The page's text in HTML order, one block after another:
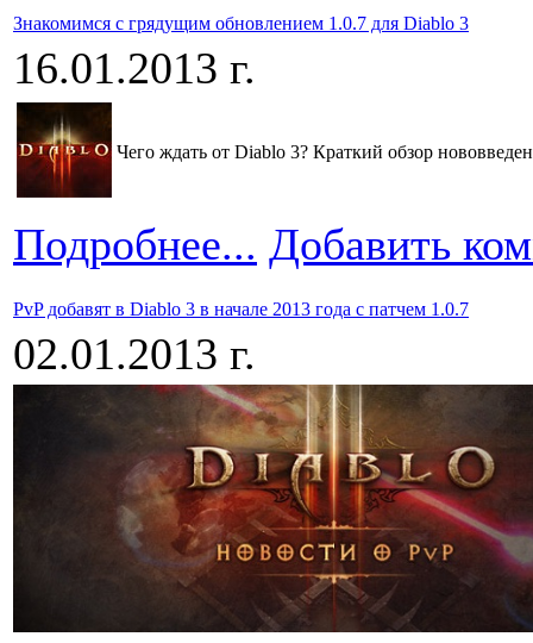
Знакомимся с грядущим обновлением 1.0.7 для Diablo 3
16.01.2013 г.
Чего ждать от Diablo 3? Краткий обзор
Подробнее... Добавить
PvP добавят в Diablo 3 в начале 2013 года с патчем 1.0.7
02.01.2013 г.